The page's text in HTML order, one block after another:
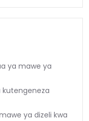
ya mawe ya
kutengeneza
ya dizeli kwa